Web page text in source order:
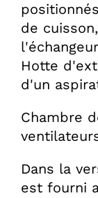
de
Hotte
d'un
Chambre
Dans la
est fourni